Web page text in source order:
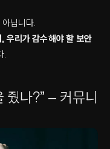
닙니다.
우리가 감수해야 할 보안
.
나?” — 커뮤니